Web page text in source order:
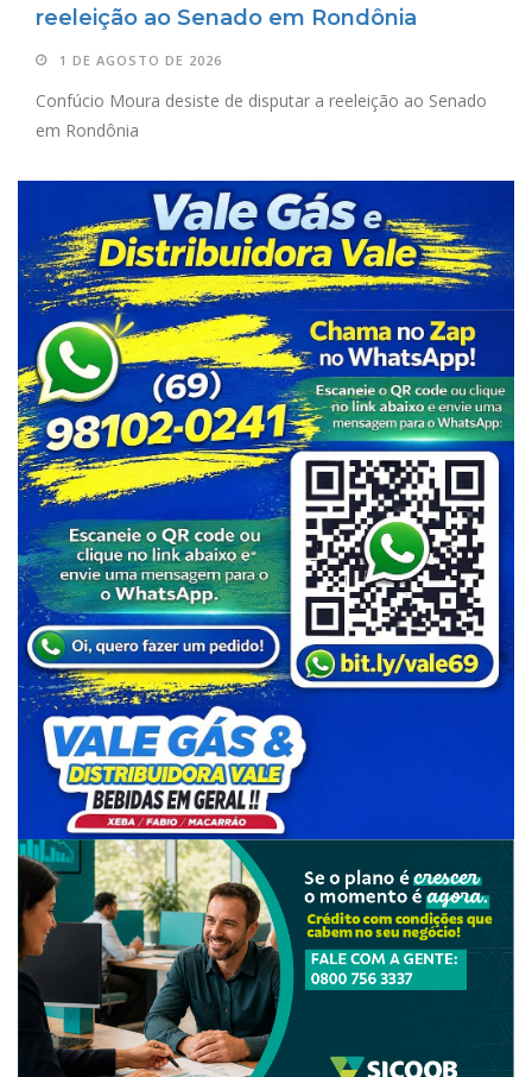
reeleição ao Senado em Rondônia
1 DE AGOSTO DE 2026
Confúcio Moura desiste de disputar a reeleição ao Senado
em Rondônia